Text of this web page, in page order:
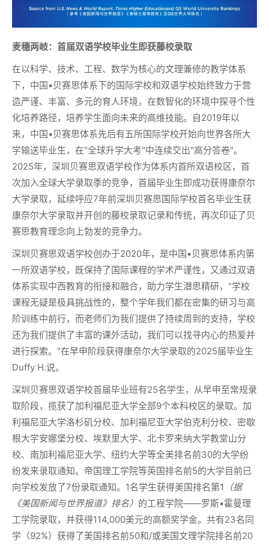
麦穗两岐：首届双语学校毕业生即获藤校录取
在以科学、技术、工程、数学为核心的文理兼修的教学体系
下，中国•贝赛思体系下的国际学校和双语学校始终致力于营
造严谨、丰富、多元的育人环境，在数智化的环境中探寻个性
化培养路径，培养学生面向未来的高维技能。自2019年以
来，中国•贝赛思体系先后有五所国际学校开始向世界各所大
学输送毕业生，在"全球升学大考"中连续交出"高分答卷"。
2025年，深圳贝赛思双语学校作为体系内首所双语校区，首
次加入全球大学录取季的竞争，首届毕业生即成功获得康奈尔
大学录取，延续呼应7年前深圳贝赛思国际学校首名毕业生获
康奈尔大学录取并开创的藤校录取记录和传统，再次印证了贝
赛思教育理念向上勃发的竞争力。
深圳贝赛思双语学校创办于2020年，是中国•贝赛思体系内第
一所双语学校，既保持了国际课程的学术严谨性，又通过双语
体系实现中西教育的衔接和融合，助力学生潜思精研，"学校
课程无疑是极具挑战性的，整个学年我们都在密集的研习与高
阶训练中前行，而老师们为我们提供了持续周到的支持，学校
还为我们提供了丰富的课外活动，我们可以找寻内心的热爱并
进行探索。"在早申阶段获得康奈尔大学录取的2025届毕业生
Duffy H.说。
深圳贝赛思双语学校首届毕业班有25名学生，从早申至常规录
取阶段，揽获了加利福尼亚大学全部9个本科校区的录取。加
利福尼亚大学洛杉矶分校、加利福尼亚大学伯克利分校、密歇
根大学安娜堡分校、埃默里大学、北卡罗来纳大学教堂山分
校、南加利福尼亚大学、纽约大学等全美排名前30的大学纷
纷发来录取通知。帝国理工学院等英国排名前5的大学目前已
向学校发放了7份录取通知。1名学生获得美国排名第1
（据
《美国新闻与世界报道》排名） 的工程学院——罗斯•霍曼理
工学院录取，并获得114,000美元的高额奖学金。共有23名同
学（92%）获得了美国排名前50和/或美国文理学院排名前20